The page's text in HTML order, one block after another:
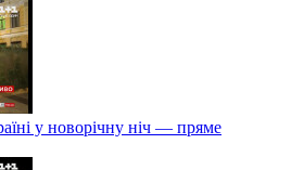
у новорічну ніч — пряме